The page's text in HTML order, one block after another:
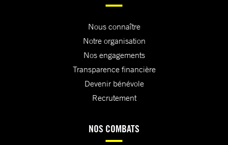
Nous connaître
Notre organisation
Nos engagements
Transparence financière
Devenir bénévole
Recrutement
NOS COMBATS